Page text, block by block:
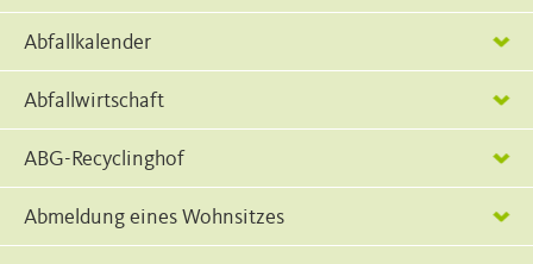
Abfallkalender
Abfallwirtschaft
ABG-Recyclinghof
Abmeldung eines Wohnsitzes